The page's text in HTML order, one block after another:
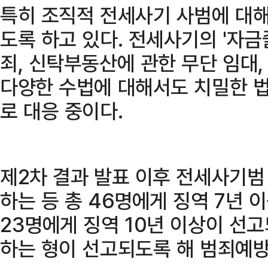
특히 조직적 전세사기 사범에 대
도록 하고 있다. 전세사기의 '자
죄, 신탁부동산에 관한 무단 임대
다양한 수법에 대해서도 치밀한
로 대응 중이다.
제2차 결과 발표 이후 전세사기
하는 등 총 46명에게 징역 7년
23명에게 징역 10년 이상이 선
하는 형이 선고되도록 해 범죄예